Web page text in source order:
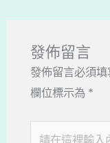
發佈留言
發佈留言必須
欄位標示為 *